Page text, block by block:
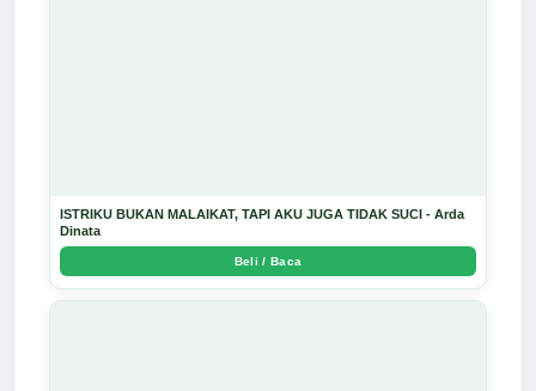
ISTRIKU BUKAN MALAIKAT, TAPI AKU JUGA TIDAK SUCI - Arda
Dinata
Beli / Baca